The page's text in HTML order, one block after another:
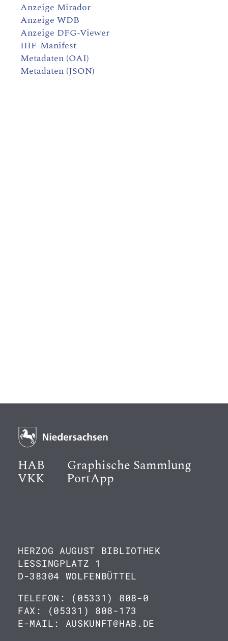
Anzeige Mirador
Anzeige WDB
Anzeige DFG-Viewer
IIIF-Manifest
Metadaten (OAI)
Metadaten (JSON)
HAB Graphische Sammlung
VKK PortApp
HERZOG AUGUST BIBLIOTHEK
LESSINGPLATZ 1
D-38304 WOLFENBÜTTEL
TELEFON: (05331) 808-0
FAX: (05331) 808-173
E-MAIL: AUSKUNFT@HAB.DE